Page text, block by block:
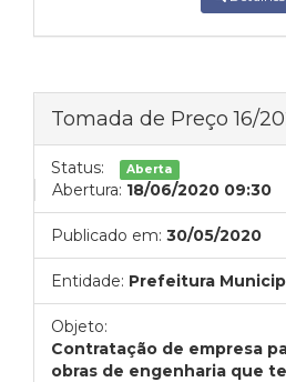
Tomada de Preço 16/
Status: Aberta
Abertura: 18/06/2020 09:30
Publicado em: 30/05/2020
Entidade: Prefeitura
Objeto:
Contratação de empresa
obras de engenharia que